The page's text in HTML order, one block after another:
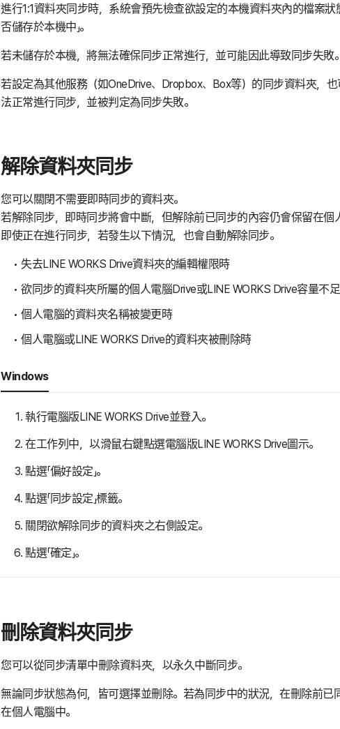
進行1:1資料夾同步時，系統會預先檢查欲設定的本機資料夾內的檔案狀
否儲存於本機中」。
若未儲存於本機，將無法確保同步正常進行，並可能因此導致同步失敗。
若設定為其他服務（如OneDrive、Dropbox、Box等）的同步資料夾，
法正常進行同步，並被判定為同步失敗。
解除資料夾同步
您可以關閉不需要即時同步的資料夾。
若解除同步，即時同步將會中斷，但解除前已同步的內容仍會保留在個
即使正在進行同步，若發生以下情況，也會自動解除同步。
失去LINE WORKS Drive資料夾的編輯權限時
欲同步的資料夾所屬的個人電腦Drive或LINE WORKS Drive容量不
個人電腦的資料夾名稱被變更時
個人電腦或LINE WORKS Drive的資料夾被刪除時
Windows
執行電腦版LINE WORKS Drive並登入。
在工作列中，以滑鼠右鍵點選電腦版LINE WORKS Drive圖示。
點選「偏好設定」。
點選「同步設定」標籤。
關閉欲解除同步的資料夾之右側設定。
點選「確定」。
刪除資料夾同步
您可以從同步清單中刪除資料夾，以永久中斷同步。
無論同步狀態為何，皆可選擇並刪除。若為同步中的狀況，在刪除前已
在個人電腦中。